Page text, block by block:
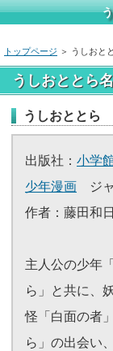
トップページ ＞ うしおと
うしおととら
うしおととら
出版社： 小学
少年漫画 ジャ
作者：藤田和
主人公の少年
ら」と共に、
怪「白面の者
ら」の出会い